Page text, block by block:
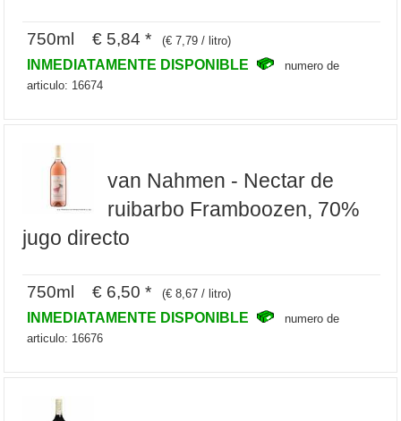
750ml € 5,84 * (€ 7,79 / litro)
INMEDIATAMENTE DISPONIBLE
numero de
articulo: 16674
van Nahmen - Nectar de
ruibarbo Framboozen, 70%
jugo directo
750ml € 6,50 * (€ 8,67 / litro)
INMEDIATAMENTE DISPONIBLE
numero de
articulo: 16676